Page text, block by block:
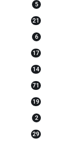
5
21
6
17
14
71
19
2
29